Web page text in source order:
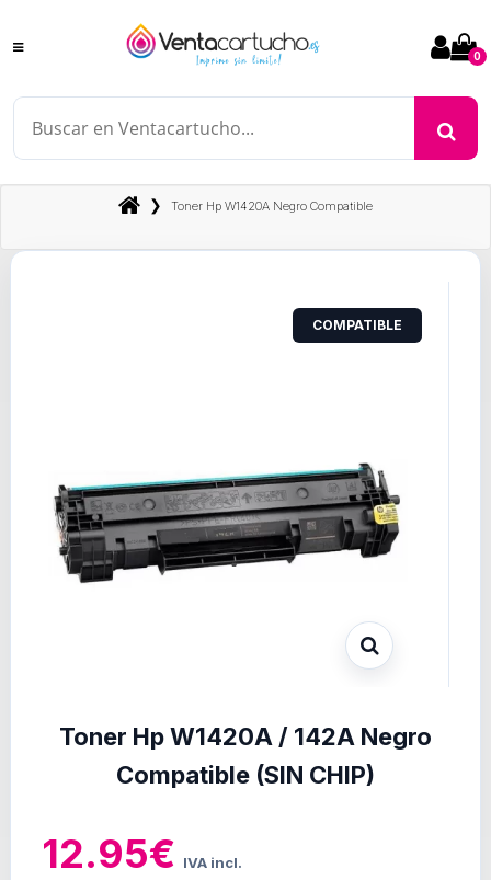
0
❯ Toner Hp W1420A Negro Compatible
COMPATIBLE
Toner Hp W1420A / 142A Negro
Compatible (SIN CHIP)
12.95€ IVA incl.